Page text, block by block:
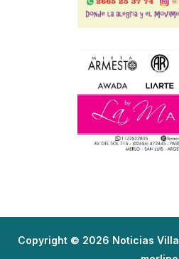
Copyright © 2026 Noticias